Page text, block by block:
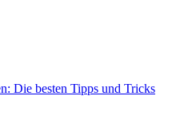
Die besten Tipps und Tricks